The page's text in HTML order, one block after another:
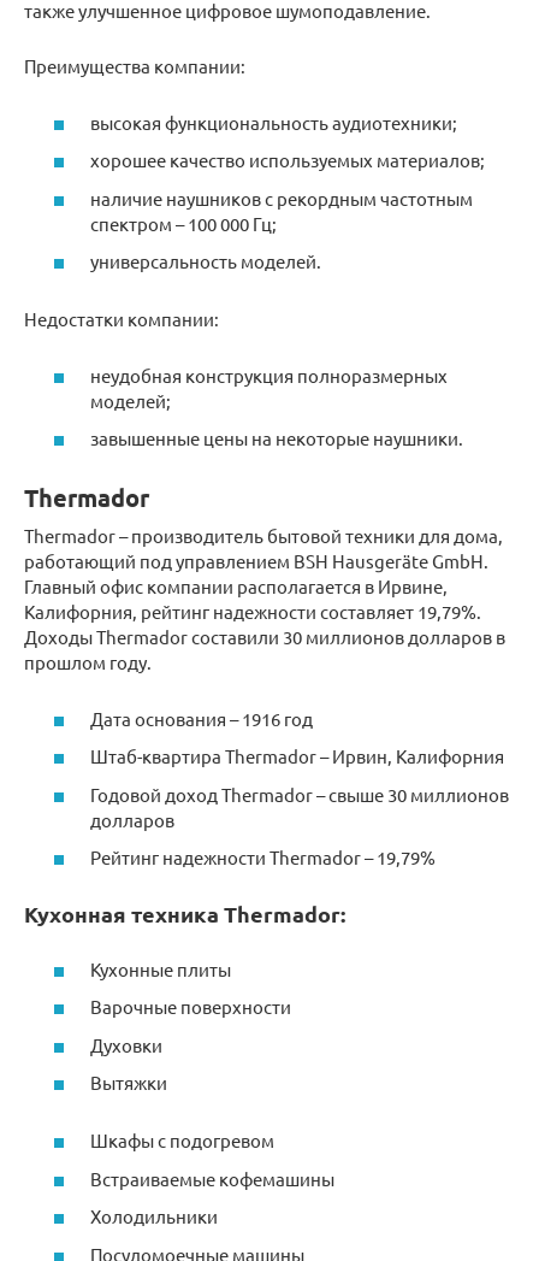
также улучшенное цифровое шумоподавление.
Преимущества компании:
высокая функциональность аудиотехники;
хорошее качество используемых материалов;
наличие наушников с рекордным частотным
спектром – 100 000 Гц;
универсальность моделей.
Недостатки компании:
неудобная конструкция полноразмерных
моделей;
завышенные цены на некоторые наушники.
Thermador
Thermador – производитель бытовой техники для дома,
работающий под управлением BSH Hausgeräte GmbH.
Главный офис компании располагается в Ирвине,
Калифорния, рейтинг надежности составляет 19,79%.
Доходы Thermador составили 30 миллионов долларов в
прошлом году.
Дата основания – 1916 год
Штаб-квартира Thermador – Ирвин, Калифорния
Годовой доход Thermador – свыше 30 миллионов
долларов
Рейтинг надежности Thermador – 19,79%
Кухонная техника Thermador:
Кухонные плиты
Варочные поверхности
Духовки
Вытяжки
Шкафы с подогревом
Встраиваемые кофемашины
Холодильники
Посудомоечные машины